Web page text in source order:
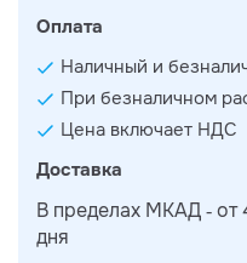
Оплата
Наличный и
При безналичном
Цена включает НДС
Доставка
В пределах МКАД - от
дня